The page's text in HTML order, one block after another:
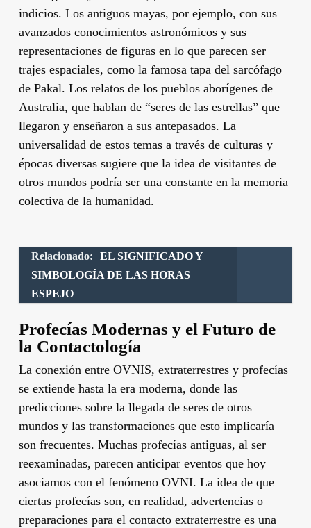
indicios. Los antiguos mayas, por ejemplo, con sus
avanzados conocimientos astronómicos y sus
representaciones de figuras en lo que parecen ser
trajes espaciales, como la famosa tapa del sarcófago
de Pakal. Los relatos de los pueblos aborígenes de
Australia, que hablan de “seres de las estrellas” que
llegaron y enseñaron a sus antepasados. La
universalidad de estos temas a través de culturas y
épocas diversas sugiere que la idea de visitantes de
otros mundos podría ser una constante en la memoria
colectiva de la humanidad.
Relacionado:
EL SIGNIFICADO Y
SIMBOLOGÍA DE LAS HORAS
ESPEJO
Profecías Modernas y el Futuro de
la Contactología
La conexión entre OVNIS, extraterrestres y profecías
se extiende hasta la era moderna, donde las
predicciones sobre la llegada de seres de otros
mundos y las transformaciones que esto implicaría
son frecuentes. Muchas profecías antiguas, al ser
reexaminadas, parecen anticipar eventos que hoy
asociamos con el fenómeno OVNI. La idea de que
ciertas profecías son, en realidad, advertencias o
preparaciones para el contacto extraterrestre es una